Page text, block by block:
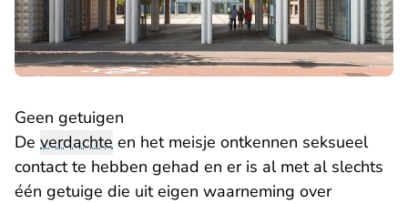
Geen getuigen
De verdachte en het meisje ontkennen seksueel
contact te hebben gehad en er is al met al slechts
één getuige die uit eigen waarneming over